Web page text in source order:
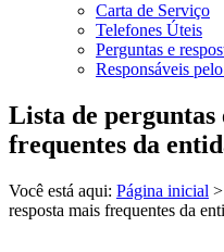
Carta de Serviço
Telefones Úteis
Perguntas e
Responsáveis
Lista de perguntas
frequentes da
Você está aqui: Página inicial >
resposta mais frequentes da